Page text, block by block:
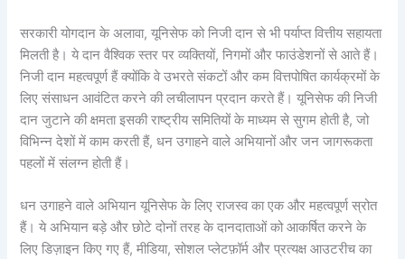
सरकारी योगदान के अलावा, यूनिसेफ को निजी दान से भी पर्याप्त वित्तीय सहायता
मिलती है। ये दान वैश्विक स्तर पर व्यक्तियों, निगमों और फाउंडेशनों से आते हैं।
निजी दान महत्वपूर्ण हैं क्योंकि वे उभरते संकटों और कम वित्तपोषित कार्यक्रमों के
लिए संसाधन आवंटित करने की लचीलापन प्रदान करते हैं। यूनिसेफ की निजी
दान जुटाने की क्षमता इसकी राष्ट्रीय समितियों के माध्यम से सुगम होती है, जो
विभिन्न देशों में काम करती हैं, धन उगाहने वाले अभियानों और जन जागरूकता
पहलों में संलग्न होती हैं।
धन उगाहने वाले अभियान यूनिसेफ के लिए राजस्व का एक और महत्वपूर्ण स्रोत
हैं। ये अभियान बड़े और छोटे दोनों तरह के दानदाताओं को आकर्षित करने के
लिए डिज़ाइन किए गए हैं, मीडिया, सोशल प्लेटफ़ॉर्म और प्रत्यक्ष आउटरीच का